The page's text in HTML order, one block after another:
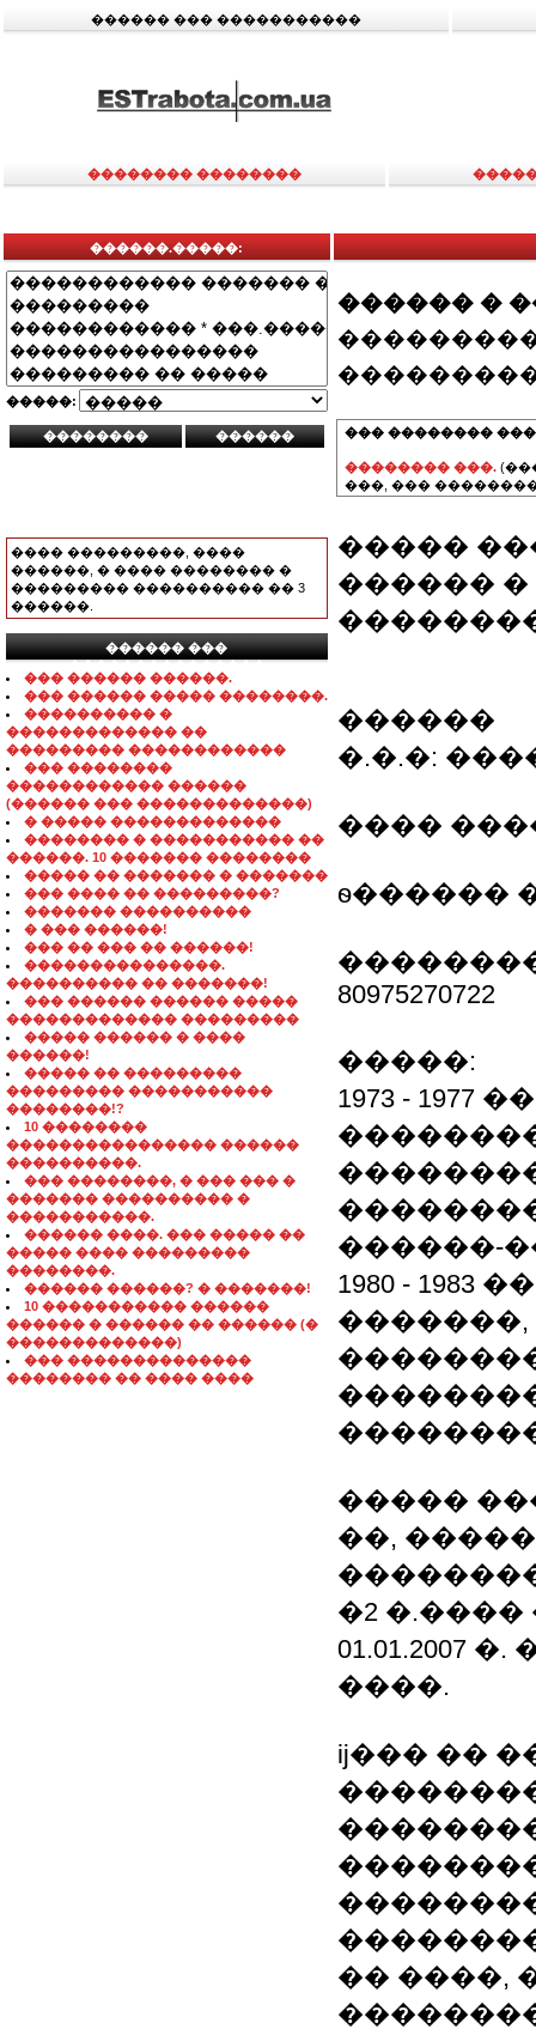
������ ��� �����������
�������� ��������
������.�����:
�����:
���� ���������, ����
������, � ���� �������� �
��������� ���������� �� 3
������.
������ ���
���������������
��� ������ ������.
��� ������ ����� ��������.
���������� �
������������� ��
��������� ������������
��� ��������
������������ ������
(������ ��� �������������)
� ����� �������������
�������� � ����������� ��
������. 10 ������� ��������
����� �� ������� � �������
��� ���� �� ���������?
������� ����������
� ��� ������!
��� �� ��� �� ������!
���������������.
���������� �� �������!
��� ������ ������ �����
������������� ���������
����� ������ � ����
������!
����� �� ���������
��������� �����������
��������!?
10 ��������
���������������� ������
����������.
��� ��������, � ��� ��� �
������� ���������� �
�����������.
������ ����. ��� ����� ��
����� ���� ���������
��������.
������ ������? � �������!
10 ����������� ������
������ � ������ �� ������ (�
�������������)
��� ��������������
�������� �� ���� ����
������ �
��� ��������
�������� ���.
���, ���
�����
������
������
�.�.�:
����
ѳ������
80975270722
�����:
1973 -
������-
1980 -
�����
��,
�2
����.
ĳ��� ��
�� ����,